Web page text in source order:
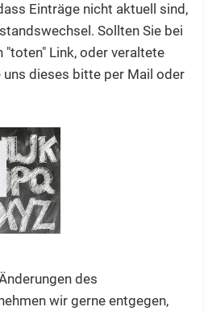
Einträge nicht aktuell sind,
Sollten Sie bei
"toten" Link, oder veraltete
uns dieses bitte per Mail oder
des
wir gerne entgegen,